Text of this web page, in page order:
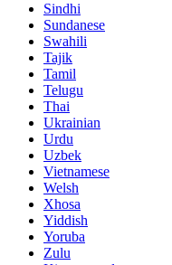
Sindhi
Sundanese
Swahili
Tajik
Tamil
Telugu
Thai
Ukrainian
Urdu
Uzbek
Vietnamese
Welsh
Xhosa
Yiddish
Yoruba
Zulu